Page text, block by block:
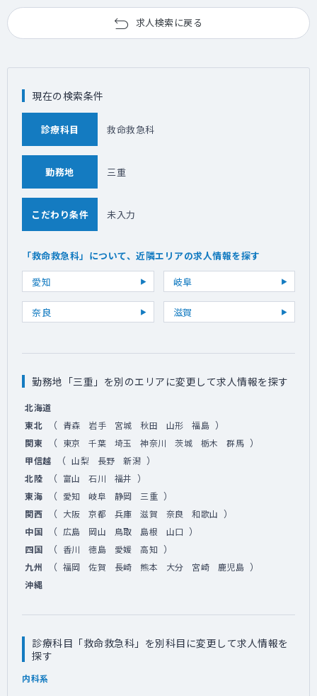
求人検索に戻る
現在の検索条件
診療科目 救命救急科
勤務地 三重
こだわり条件 未入力
「救命救急科」について、近隣エリアの求人情報を探す
愛知
岐阜
奈良 滋賀
勤務地「三重」を別のエリアに変更して求人情報を探す
北海道
東北
（ 青森 岩手 宮城 秋田 山形 福島 ）
関東 （ 東京 千葉 埼玉 神奈川 茨城 栃木 群馬 ）
甲信越 （ 山梨 長野 新潟 ）
北陸 （ 富山 石川 福井 ）
東海 （ 愛知 岐阜 静岡 三重 ）
関西 （ 大阪 京都 兵庫 滋賀 奈良 和歌山 ）
中国 （ 広島 岡山 鳥取 島根 山口 ）
四国 （ 香川 徳島 愛媛 高知 ）
九州 （ 福岡 佐賀 長崎 熊本 大分 宮崎 鹿児島 ）
沖縄
診療科目「救命救急科」を別科目に変更して求人情報を
探す
内科系